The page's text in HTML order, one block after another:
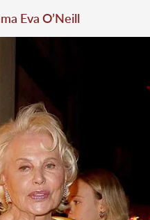
Eva O’Neill